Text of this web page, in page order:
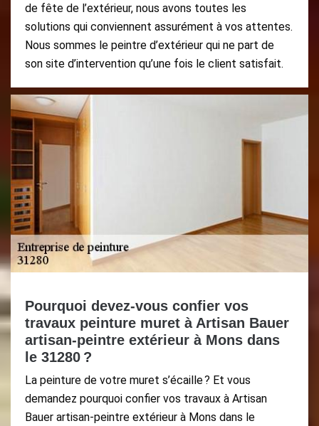
de fête de l’extérieur, nous avons toutes les
solutions qui conviennent assurément à vos attentes.
Nous sommes le peintre d’extérieur qui ne part de
son site d’intervention qu’une fois le client satisfait.
Pourquoi devez-vous confier vos
travaux peinture muret à Artisan Bauer
artisan-peintre extérieur à Mons dans
le 31280 ?
La peinture de votre muret s’écaille ? Et vous
demandez pourquoi confier vos travaux à Artisan
Bauer artisan-peintre extérieur à Mons dans le